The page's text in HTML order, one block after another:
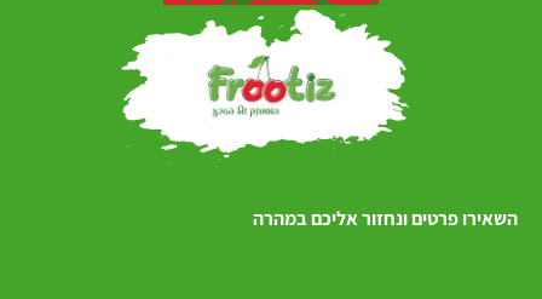
השאירו פרטים ונחזור אליכם במהרה